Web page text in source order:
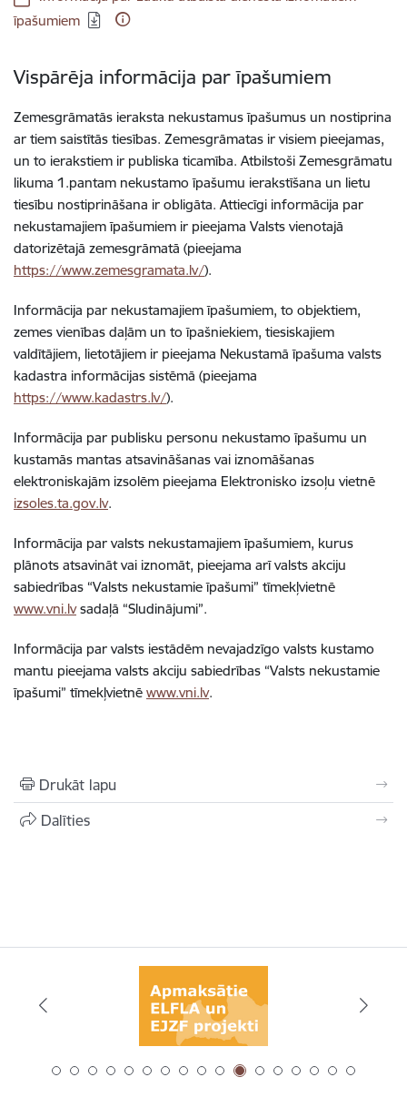
īpašumiem
Vispārēja informācija par īpašumiem
Zemesgrāmatās ieraksta nekustamus īpašumus un nostiprina
ar tiem saistītās tiesības. Zemesgrāmatas ir visiem pieejamas,
un to ierakstiem ir publiska ticamība. Atbilstoši Zemesgrāmatu
likuma 1.pantam nekustamo īpašumu ierakstīšana un lietu
tiesību nostiprināšana ir obligāta. Attiecīgi informācija par
nekustamajiem īpašumiem ir pieejama Valsts vienotajā
datorizētajā zemesgrāmatā (pieejama
https://www.zemesgramata.lv/).
Informācija par nekustamajiem īpašumiem, to objektiem,
zemes vienības daļām un to īpašniekiem, tiesiskajiem
valdītājiem, lietotājiem ir pieejama Nekustamā īpašuma valsts
kadastra informācijas sistēmā (pieejama
https://www.kadastrs.lv/).
Informācija par publisku personu nekustamo īpašumu un
kustamās mantas atsavināšanas vai iznomāšanas
elektroniskajām izsolēm pieejama Elektronisko izsoļu vietnē
izsoles.ta.gov.lv.
Informācija par valsts nekustamajiem īpašumiem, kurus
plānots atsavināt vai iznomāt, pieejama arī valsts akciju
sabiedrības “Valsts nekustamie īpašumi” tīmekļvietnē
www.vni.lvsadaļā “Sludinājumi”.
Informācija par valsts iestādēm nevajadzīgo valsts kustamo
mantu pieejama valsts akciju sabiedrības “Valsts nekustamie
īpašumi” tīmekļvietnē www.vni.lv.
Drukāt lapu
Dalīties